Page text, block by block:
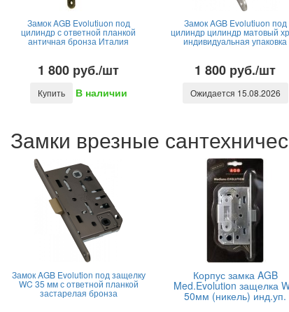
Замок AGB Evolutiuon под
цилиндр с ответной планкой
античная бронза Италия
1 800 руб./шт
Купить В наличии
Замок AGB Evolutiuon под
цилиндр цилиндр матовый
индивидуальная упаковка
1 800 руб./шт
Ожидается 15.08.2026
Замки врезные
Замок AGB Evolution под защелку
WC 35 мм с ответной планкой
застарелая бронза
Корпус замка AGB
Med.Evolution защелка
50мм (никель) инд.уп.